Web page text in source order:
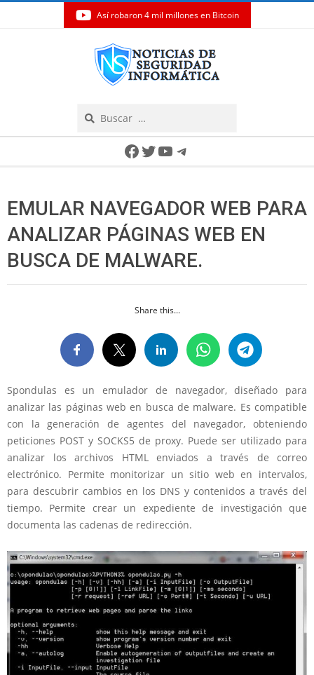
Así robaron 4 mil millones en Bitcoin
Facebook
Twitter
YouTube
Telegram
EMULAR NAVEGADOR WEB PARA
ANALIZAR PÁGINAS WEB EN
BUSCA DE MALWARE.
Share this...
Spondulas es un emulador de navegador, diseñado para
analizar las páginas web en busca de malware. Es compatible
con la generación de agentes del navegador, obteniendo
peticiones POST y SOCKS5 de proxy. Puede ser utilizado para
analizar los archivos HTML enviados a través de correo
electrónico. Permite monitorizar un sitio web en intervalos,
para descubrir cambios en los DNS y contenidos a través del
tiempo. Permite crear un expediente de investigación que
documenta las cadenas de redirección.